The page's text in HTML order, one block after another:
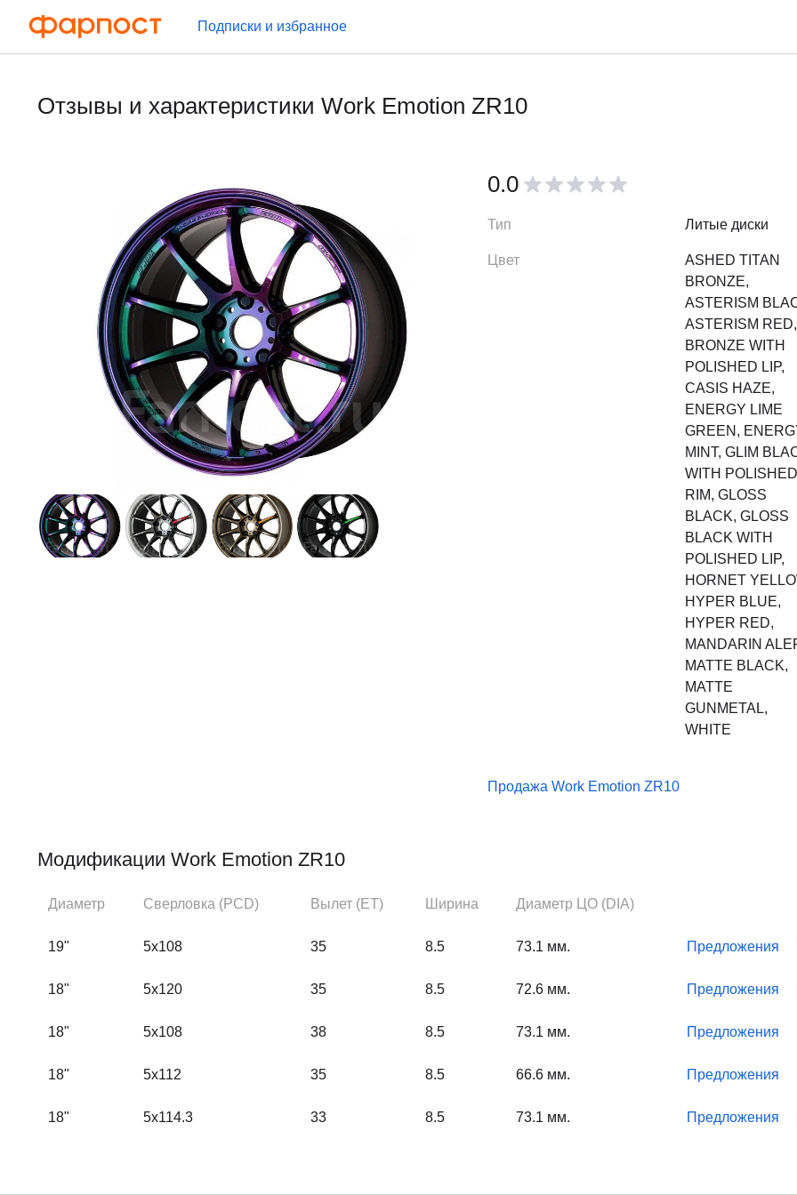
Подписки и избранное
Отзывы и характеристики Work Emotion ZR10
0.0
Тип Литые диски
Цвет
ASHED TITAN
BRONZE,
ASTERISM
ASTERISM RED,
BRONZE WITH
POLISHED LIP,
CASIS HAZE,
ENERGY LIME
GREEN,
MINT, GLIM
WITH POLISHED
RIM, GLOSS
BLACK, GLOSS
BLACK WITH
POLISHED LIP,
HORNET
HYPER BLUE,
HYPER RED,
MANDARIN
MATTE BLACK,
MATTE
GUNMETAL,
WHITE
Продажа Work Emotion ZR10
Модификации Work Emotion ZR10
Диаметр Сверловка (PCD) Вылет (ЕТ) Ширина Диаметр ЦО (DIA)
19" 5x108 35 8.5 73.1 мм. Предложения
18" 5x120 35 8.5 72.6 мм. Предложения
18" 5x108 38 8.5 73.1 мм. Предложения
18" 5x112 35 8.5 66.6 мм. Предложения
18" 5x114.3 33 8.5 73.1 мм. Предложения